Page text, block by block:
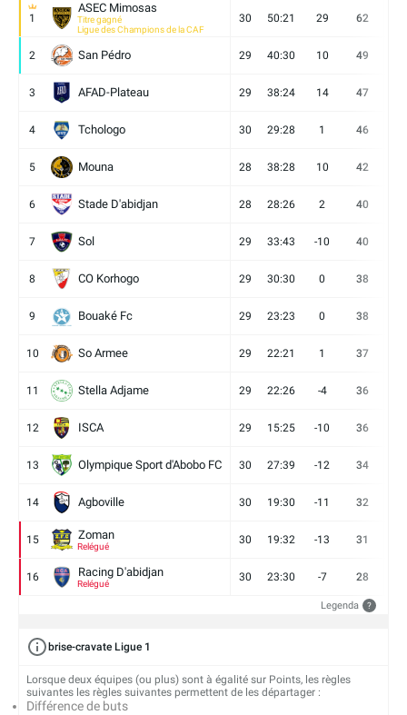
1
ASEC Mimosas
Titre gagné
Ligue des Champions de la CAF
30 50:21 29 62
2 San Pédro 29 40:30 10 49
3 AFAD-Plateau 29 38:24 14 47
4 Tchologo 30 29:28 1 46
5 Mouna 28 38:28 10 42
6 Stade D'abidjan 28 28:26 2 40
7 Sol 29 33:43 -10 40
8 CO Korhogo 29 30:30 0 38
9 Bouaké Fc 29 23:23 0 38
10 So Armee 29 22:21 1 37
11 Stella Adjame 29 22:26 -4 36
12 ISCA 29 15:25 -10 36
13 Olympique Sport d'Abobo FC 30 27:39 -12 34
14 Agboville 30 19:30 -11 32
15 Zoman
Relégué
30 19:32 -13 31
16 Racing D'abidjan
Relégué
30 23:30 -7 28
Legenda ?
brise-cravate Ligue 1
Lorsque deux équipes (ou plus) sont à égalité sur Points, les règles
suivantes les règles suivantes permettent de les départager :
Différence de buts